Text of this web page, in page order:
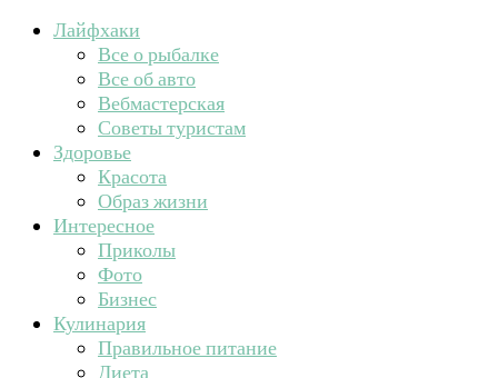
Лайфхаки
Все о рыбалке
Все об авто
Вебмастерская
Советы туристам
Здоровье
Красота
Образ жизни
Интересное
Приколы
Фото
Бизнес
Кулинария
Правильное питание
Диета